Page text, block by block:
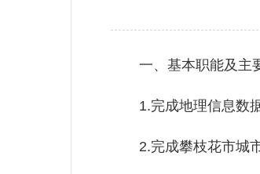
一、基本职能及主
1.完成地理信息数据
2.完成攀枝花市城市